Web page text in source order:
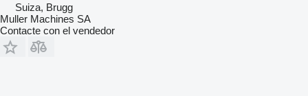
Suiza, Brugg
Muller Machines SA
Contacte con el vendedor